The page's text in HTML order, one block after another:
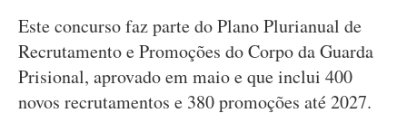
Este concurso faz parte do Plano Plurianual de
Recrutamento e Promoções do Corpo da Guarda
Prisional, aprovado em maio e que inclui 400
novos recrutamentos e 380 promoções até 2027.